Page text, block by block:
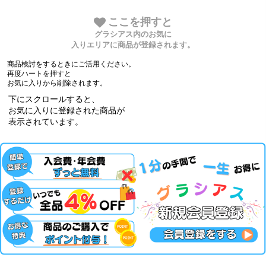
ここを押すと
グラシアス内のお気に
入りエリアに商品が登録されます。
商品検討をするときにご活用ください。
再度ハートを押すと
お気に入りから削除されます。
下にスクロールすると、
お気に入りに登録された商品が
表示されています。